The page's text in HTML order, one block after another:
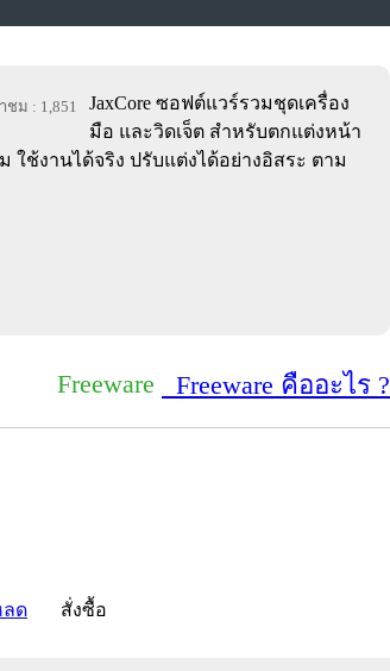
ชม : 1,851
JaxCore ซอฟต์แวร์รวมชุดเครื่อง
มือ และวิดเจ็ต สำหรับตกแต่งหน้า
ใช้งานได้จริง ปรับแต่งได้อย่างอิสระ ตาม
Freeware Freeware คืออะไร ?
ลด สั่งซื้อ